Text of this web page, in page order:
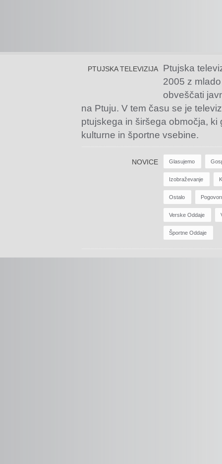
PTUJSKA TELEVIZIJA
Ptujska
2005 z
obveščati
na Ptuju. V tem času se je
ptujskega in širšega območja,
kulturne in športne vsebine.
NOVICE Glasujemo
Izobraževanje
Ostalo
Verske Oddaje
Športne Oddaje